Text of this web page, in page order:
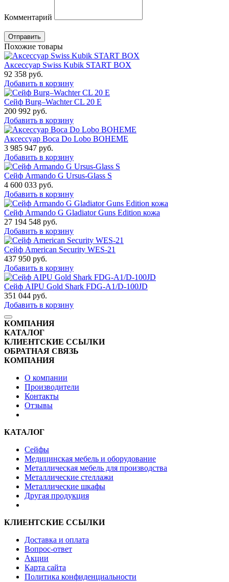
Комментарий
Отправить
Похожие товары
Аксессуар Swiss Kubik START BOX
92 358 руб.
Добавить в корзину
Сейф Burg–Wachter CL 20 E
200 992 руб.
Добавить в корзину
Аксессуар Boca Do Lobo BOHEME
3 985 947 руб.
Добавить в корзину
Сейф Armando G Ursus-Glass S
4 600 033 руб.
Добавить в корзину
Сейф Armando G Gladiator Guns Edition кожа
27 194 548 руб.
Добавить в корзину
Сейф American Security WES-21
437 950 руб.
Добавить в корзину
Сейф AIPU Gold Shark FDG-A1/D-100JD
351 044 руб.
Добавить в корзину
КОМПАНИЯ
КАТАЛОГ
КЛИЕНТСКИЕ ССЫЛКИ
ОБРАТНАЯ СВЯЗЬ
КОМПАНИЯ
О компании
Производители
Контакты
Отзывы
КАТАЛОГ
Сейфы
Медицинская мебель и оборудование
Металлическая мебель для производства
Металлические стеллажи
Металлические шкафы
Другая продукция
КЛИЕНТСКИЕ ССЫЛКИ
Доставка и оплата
Вопрос-ответ
Акции
Карта сайта
Политика конфиденциальности